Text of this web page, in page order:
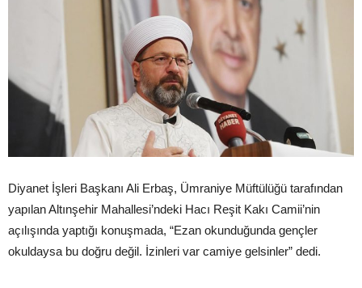
Diyanet İşleri Başkanı Ali Erbaş, Ümraniye Müftülüğü tarafından
yapılan Altınşehir Mahallesi’ndeki Hacı Reşit Kakı Camii’nin
açılışında yaptığı konuşmada, “Ezan okunduğunda gençler
okuldaysa bu doğru değil. İzinleri var camiye gelsinler” dedi.